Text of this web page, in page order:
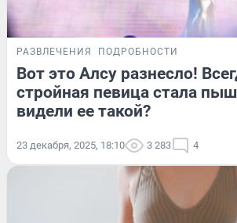
РАЗВЛЕЧЕНИЯ ПОДРОБНОСТИ
Вот это Алсу разнесло!
стройная певица стала
видели ее такой?
23 декабря, 2025, 18:10 3 283 4